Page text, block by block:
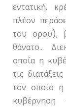
εντατική,
πλέον
του ορού),
θάνατο…
οποία η
τις
τον οποίο η